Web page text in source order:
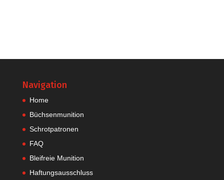
Navigation
Home
Büchsenmunition
Schrotpatronen
FAQ
Bleifreie Munition
Haftungsausschluss